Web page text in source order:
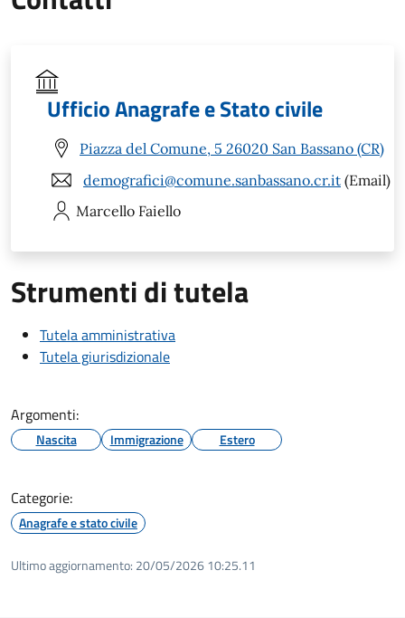
Ufficio Anagrafe e Stato civile
Piazza del Comune, 5 26020 San Bassano (CR)
demografici@comune.sanbassano.cr.it (Email)
Marcello Faiello
Strumenti di tutela
Tutela amministrativa
Tutela giurisdizionale
Argomenti:
Nascita Immigrazione Estero
Categorie:
Anagrafe e stato civile
Ultimo aggiornamento: 20/05/2026 10:25.11